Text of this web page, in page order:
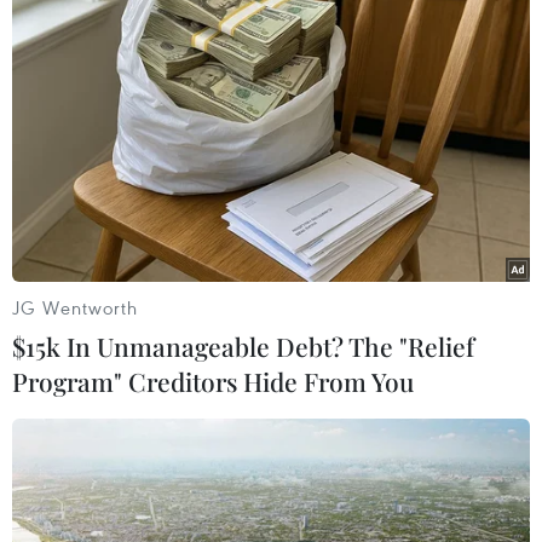
TIN LIÊN QUAN
Nhật Bản thông qua dự luật thúc đẩy phê
JG Wentworth
$15k In Unmanageable Debt? The "Relief
Program" Creditors Hide From You